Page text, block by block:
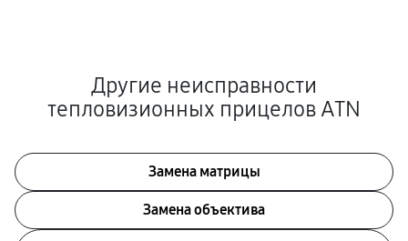
Другие неисправности
тепловизионных прицелов ATN
Замена матрицы
Замена объектива